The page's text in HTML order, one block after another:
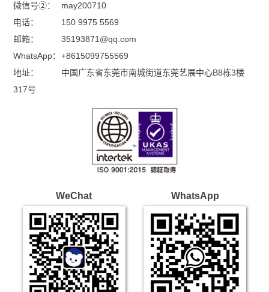
微信号②：
may200710
电话：
150 9975 5569
邮箱：
35193871@qq.com
WhatsApp： +8615099755569
地址：
中国广东省东莞市南城街道东莞艺展中心B8栋3楼
317号
WeChat WhatsApp